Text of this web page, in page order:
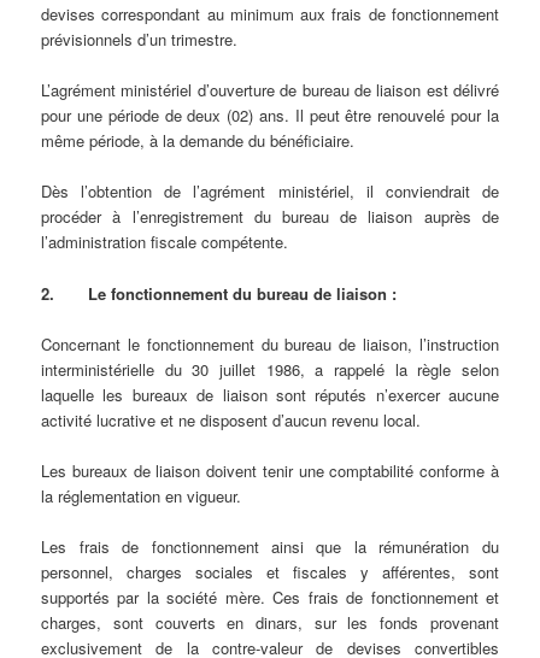
devises correspondant au minimum aux frais de fonctionnement
prévisionnels d’un trimestre.
L’agrément ministériel d’ouverture de bureau de liaison est délivré
pour une période de deux (02) ans. Il peut être renouvelé pour la
même période, à la demande du bénéficiaire.
Dès l’obtention de l’agrément ministériel, il conviendrait de
procéder à l’enregistrement du bureau de liaison auprès de
l’administration fiscale compétente.
2. Le fonctionnement du bureau de liaison :
Concernant le fonctionnement du bureau de liaison, l’instruction
interministérielle du 30 juillet 1986, a rappelé la règle selon
laquelle les bureaux de liaison sont réputés n’exercer aucune
activité lucrative et ne disposent d’aucun revenu local.
Les bureaux de liaison doivent tenir une comptabilité conforme à
la réglementation en vigueur.
Les frais de fonctionnement ainsi que la rémunération du
personnel, charges sociales et fiscales y afférentes, sont
supportés par la société mère. Ces frais de fonctionnement et
charges, sont couverts en dinars, sur les fonds provenant
exclusivement de la contre-valeur de devises convertibles